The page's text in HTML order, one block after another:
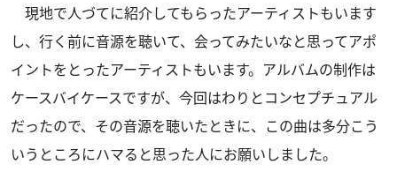
現地で人づてに紹介してもらったアーティストもいます
し、行く前に音源を聴いて、会ってみたいなと思ってアポ
イントをとったアーティストもいます。アルバムの制作は
ケースバイケースですが、今回はわりとコンセプチュアル
だったので、その音源を聴いたときに、この曲は多分こう
いうところにハマると思った人にお願いしました。